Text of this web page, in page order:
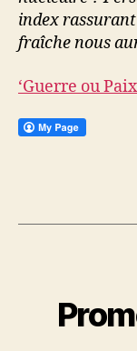
index
fraîche nous
‘Guerre ou